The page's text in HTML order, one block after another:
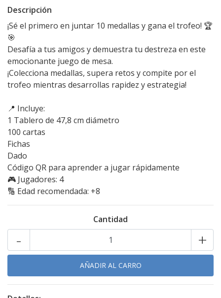
Descripción
¡Sé el primero en juntar 10 medallas y gana el trofeo! 🏆
🎯
Desafía a tus amigos y demuestra tu destreza en este
emocionante juego de mesa.
¡Colecciona medallas, supera retos y compite por el
trofeo mientras desarrollas rapidez y estrategia!
📍 Incluye:
1 Tablero de 47,8 cm diámetro
100 cartas
Fichas
Dado
Código QR para aprender a jugar rápidamente
🎮 Jugadores: 4
🔢 Edad recomendada: +8
Cantidad
+
-